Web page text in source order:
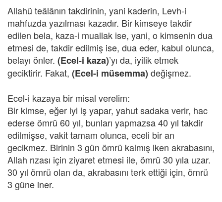
Allahü teâlânın takdirinin, yani kaderin, Levh-i
mahfuzda yazılması kazadır. Bir kimseye takdir
edilen bela, kaza-i muallak ise, yani, o kimsenin dua
etmesi de, takdir edilmiş ise, dua eder, kabul olunca,
belayı önler. (Ecel-i kaza)’yı da, iyilik etmek
geciktirir. Fakat, (Ecel-i müsemma) değişmez.
Ecel-i kazaya bir misal verelim:
Bir kimse, eğer iyi iş yapar, yahut sadaka verir, hac
ederse ömrü 60 yıl, bunları yapmazsa 40 yıl takdir
edilmişse, vakit tamam olunca, eceli bir an
gecikmez. Birinin 3 gün ömrü kalmış iken akrabasını,
Allah rızası için ziyaret etmesi ile, ömrü 30 yıla uzar.
30 yıl ömrü olan da, akrabasını terk ettiği için, ömrü
3 güne iner.